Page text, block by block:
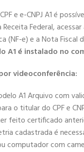
e e-CNPJ A1 é
Federal,
(NF-e) e a Nota Fiscal
A1 é instalado no
videoconferência:
A1 Arquivo com
o titular do CPF e
feito certificado
cadastrada é
computador com